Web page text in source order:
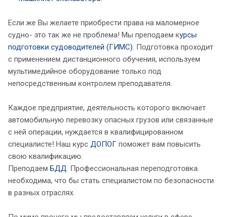
Если же Вы желаете приобрести права на маломерное
судно- это так же не проблема! Мы преподаем курсы
подготовки судоводителей (ГИМС) . Подготовка проходит
с применением дистанционного обучения, используем
мультимедийное оборудование только под
непосредственным контролем преподавателя.
Каждое предприятие, деятельность которого включает
автомобильную перевозку опасных грузов или связанные
с ней операции, нуждается в квалифицированном
специалисте! Наш курс ДОПОГ поможет вам повысить
свою квалификацию.
Преподаем БДД . Профессиональная переподготовка
необходима, что бы стать специалистом по безопасности
в разных отраслях.